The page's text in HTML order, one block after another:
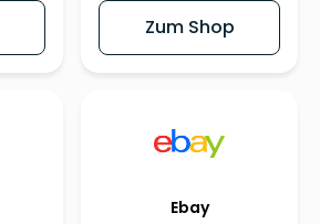
Zum Shop
Ebay